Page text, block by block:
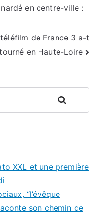
en centre-ville :
de France 3 a-t
en Haute-Loire
Rechercher
XXL et une première
“l’évêque
son chemin de